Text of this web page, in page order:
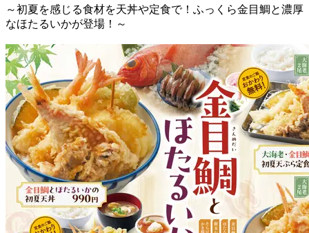
～初夏を感じる食材を天丼や定食で！ふっくら金目鯛と濃厚
なほたるいかが登場！～